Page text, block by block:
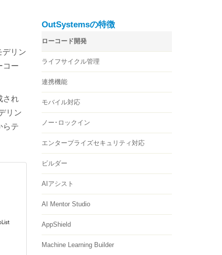
デリン
コー
され
リン
らテ
OutSystemsの特徴
ローコード開発
ライフサイクル管理
連携機能
モバイル対応
ノー･ロックイン
エンタープライズセキュリティ対応
ビルダー
AIアシスト
AI Mentor Studio
AppShield
Machine Learning Builder